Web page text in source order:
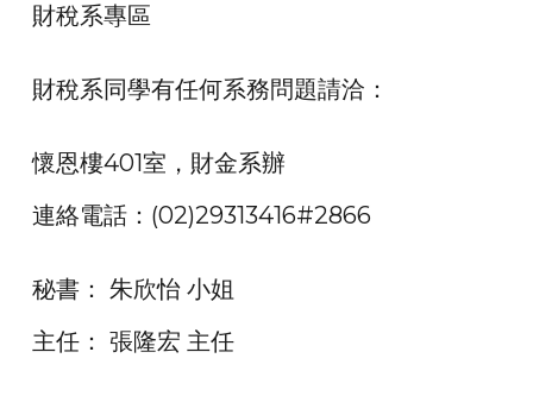
財稅系專區
財稅系同學有任何系務問題請洽：
懷恩樓401室，財金系辦
連絡電話：(02)29313416#2866
秘書： 朱欣怡 小姐
主任： 張隆宏 主任